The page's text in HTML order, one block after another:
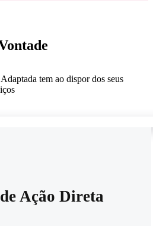
tem ao dispor dos seus
Ação Direta